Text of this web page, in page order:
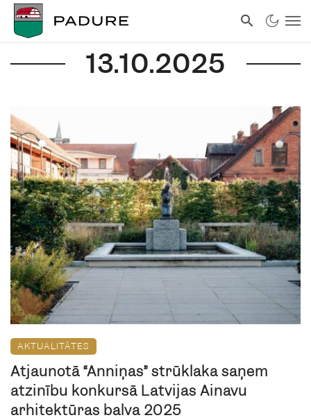
13.10.2025
AKTUALITĀTES
Atjaunotā “Anniņas” strūklaka saņem
atzinību konkursā Latvijas Ainavu
arhitektūras balva 2025